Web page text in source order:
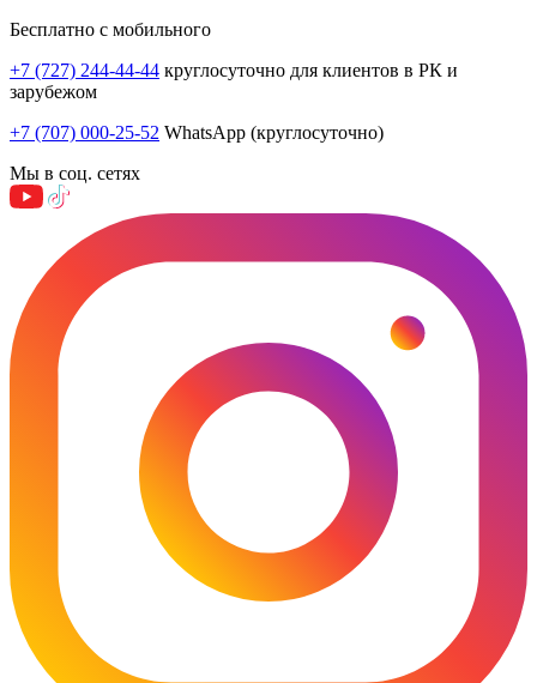
Бесплатно с мобильного
+7 (727) 244-44-44 круглосуточно для клиентов в РК и
зарубежом
+7 (707) 000-25-52 WhatsApp (круглосуточно)
Мы в соц. сетях